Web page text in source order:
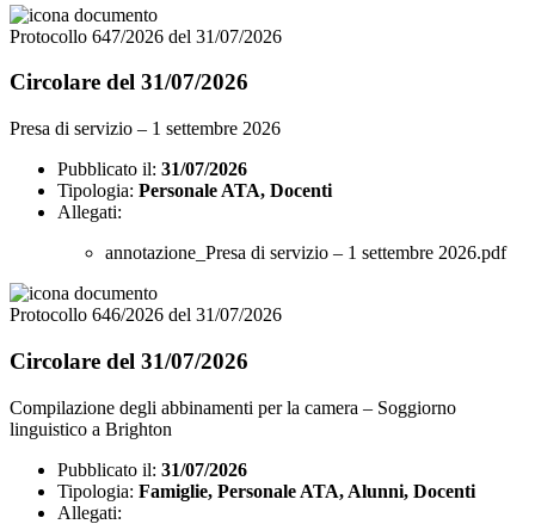
Protocollo 647/2026 del 31/07/2026
Circolare del 31/07/2026
Presa di servizio – 1 settembre 2026
Pubblicato il: 31/07/2026
Tipologia: Personale ATA, Docenti
Allegati:
annotazione_Presa di servizio – 1 settembre 2026.pdf
Protocollo 646/2026 del 31/07/2026
Circolare del 31/07/2026
Compilazione degli abbinamenti per la camera – Soggiorno
linguistico a Brighton
Pubblicato il: 31/07/2026
Tipologia: Famiglie, Personale ATA, Alunni, Docenti
Allegati: